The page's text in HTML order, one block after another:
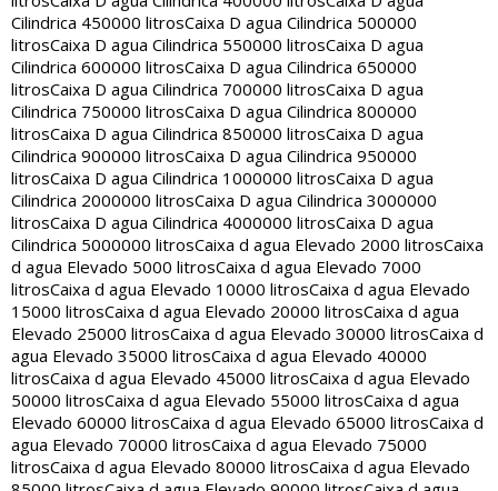
Cilindrica 450000 litrosCaixa D agua Cilindrica 500000
litrosCaixa D agua Cilindrica 550000 litrosCaixa D agua
Cilindrica 600000 litrosCaixa D agua Cilindrica 650000
litrosCaixa D agua Cilindrica 700000 litrosCaixa D agua
Cilindrica 750000 litrosCaixa D agua Cilindrica 800000
litrosCaixa D agua Cilindrica 850000 litrosCaixa D agua
Cilindrica 900000 litrosCaixa D agua Cilindrica 950000
litrosCaixa D agua Cilindrica 1000000 litrosCaixa D agua
Cilindrica 2000000 litrosCaixa D agua Cilindrica 3000000
litrosCaixa D agua Cilindrica 4000000 litrosCaixa D agua
Cilindrica 5000000 litrosCaixa d agua Elevado 2000 litrosCaixa
d agua Elevado 5000 litrosCaixa d agua Elevado 7000
litrosCaixa d agua Elevado 10000 litrosCaixa d agua Elevado
15000 litrosCaixa d agua Elevado 20000 litrosCaixa d agua
Elevado 25000 litrosCaixa d agua Elevado 30000 litrosCaixa d
agua Elevado 35000 litrosCaixa d agua Elevado 40000
litrosCaixa d agua Elevado 45000 litrosCaixa d agua Elevado
50000 litrosCaixa d agua Elevado 55000 litrosCaixa d agua
Elevado 60000 litrosCaixa d agua Elevado 65000 litrosCaixa d
agua Elevado 70000 litrosCaixa d agua Elevado 75000
litrosCaixa d agua Elevado 80000 litrosCaixa d agua Elevado